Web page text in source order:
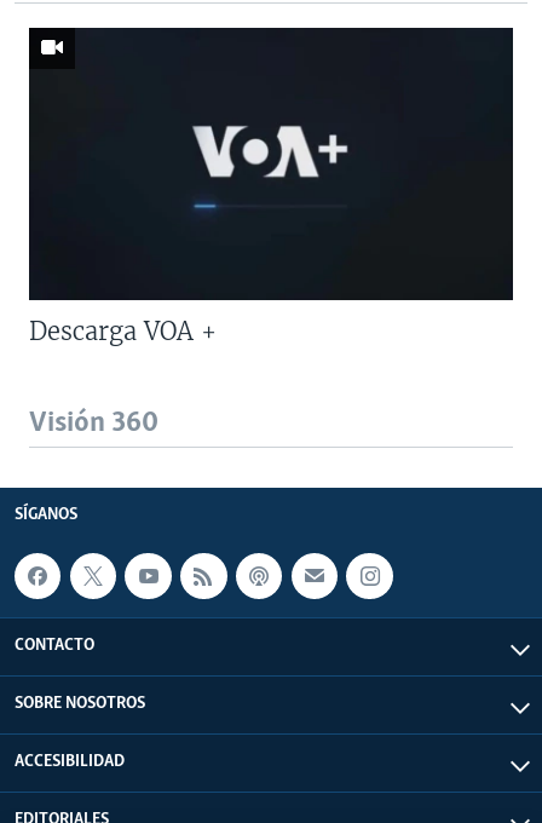
Descarga VOA +
Visión 360
SÍGANOS
CONTACTO
SOBRE NOSOTROS
ACCESIBILIDAD